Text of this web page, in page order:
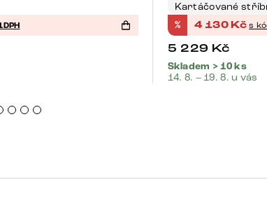
Kartáčované
% 4 130Kč s
5 229 Kč
Skladem > 10 ks
14. 8. – 19. 8. u vás